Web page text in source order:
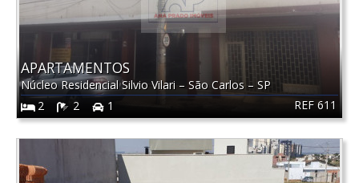
REF 611
APARTAMENTOS
Núcleo Residencial Silvio Vilari – São Carlos – SP
2
2 1